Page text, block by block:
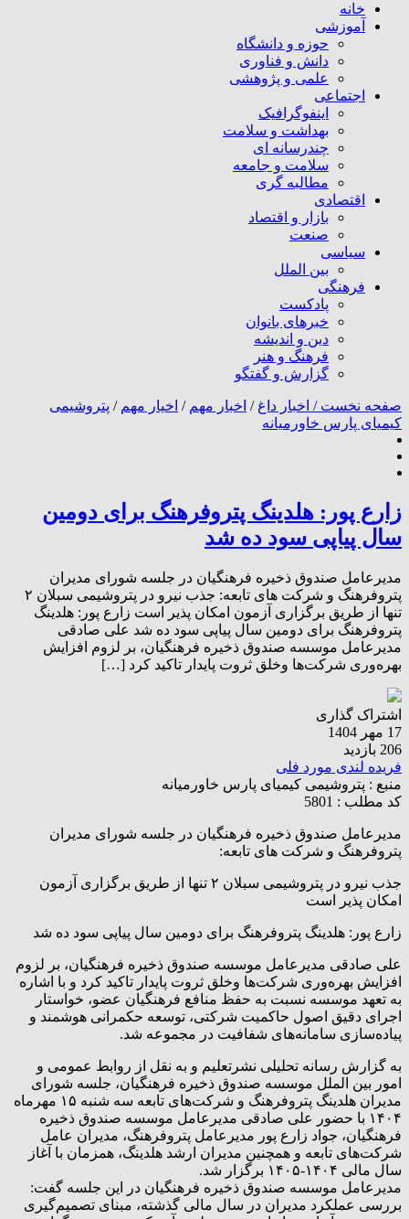
خانه
آموزشی
حوزه و دانشگاه
دانش و فناوری
علمی و پژوهشی
اجتماعی
اینفوگرافیک
بهداشت و سلامت
چندرسانه ای
سلامت و جامعه
مطالبه گری
اقتصادی
بازار و اقتصاد
صنعت
سیاسی
بین الملل
فرهنگی
پادکست
خبرهای بانوان
دین و اندیشه
فرهنگ و هنر
گزارش و گفتگو
صفحه نخست / اخبار داغ / اخبار مهم / اخیار مهم / پتروشیمی
کیمیای پارس خاورمیانه
زارع پور: هلدینگ پتروفرهنگ برای دومین
سال پیاپی سود ده شد
مدیرعامل صندوق ذخیره فرهنگیان در جلسه شورای مدیران
پتروفرهنگ و شرکت های تابعه: جذب نیرو در پتروشیمی سبلان ۲
تنها از طریق برگزاری آزمون امکان پذیر است زارع پور: هلدینگ
پتروفرهنگ برای دومین سال پیاپی سود ده شد علی صادقی
مدیرعامل موسسه صندوق ذخیره فرهنگیان، بر لزوم افزایش
بهره‌وری شرکت‌ها وخلق ثروت پایدار تاکید کرد […]
اشتراک گذاری
17 مهر 1404
206 بازدید
فریده لندی مورد فلی
منبع : پتروشیمی کیمیای پارس خاورمیانه
کد مطلب : 5801
مدیرعامل صندوق ذخیره فرهنگیان در جلسه شورای مدیران
پتروفرهنگ و شرکت های تابعه:
جذب نیرو در پتروشیمی سبلان ۲ تنها از طریق برگزاری آزمون
امکان پذیر است
زارع پور: هلدینگ پتروفرهنگ برای دومین سال پیاپی سود ده شد
علی صادقی مدیرعامل موسسه صندوق ذخیره فرهنگیان، بر لزوم
افزایش بهره‌وری شرکت‌ها وخلق ثروت پایدار تاکید کرد و با اشاره
به تعهد موسسه نسبت به حفظ منافع فرهنگیان عضو، خواستار
اجرای دقیق اصول حاکمیت شرکتی، توسعه حکمرانی هوشمند و
پیاده‌سازی سامانه‌های شفافیت در مجموعه شد.
به گزارش رسانه تحلیلی نشرتعلیم و به نقل از روابط عمومی و
امور بین الملل موسسه صندوق ذخیره فرهنگیان، جلسه شورای
مدیران هلدینگ پتروفرهنگ و شرکت‌های تابعه سه شنبه ۱۵ مهرماه
۱۴۰۴ با حضور علی صادقی مدیرعامل موسسه صندوق ذخیره
فرهنگیان، جواد زارع پور مدیرعامل پتروفرهنگ، مدیران عامل
شرکت‌های تابعه و همچنین مدیران ارشد هلدینگ، همزمان با آغاز
سال مالی ۱۴۰۴-۱۴۰۵ برگزار شد.
مدیرعامل موسسه صندوق ذخیره فرهنگیان در این جلسه گفت:
بررسی عملکرد مدیران در سال مالی گذشته، مبنای تصمیم‌گیری